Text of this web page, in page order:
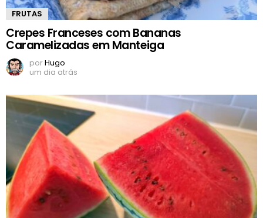
FRUTAS
Crepes Franceses com Bananas
Caramelizadas em Manteiga
porHugo
um dia atrás